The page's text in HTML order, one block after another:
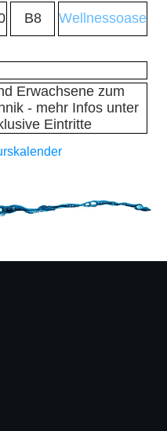
B8 Wellnessoase
Erwachsene zum
- mehr Infos unter
Eintritte